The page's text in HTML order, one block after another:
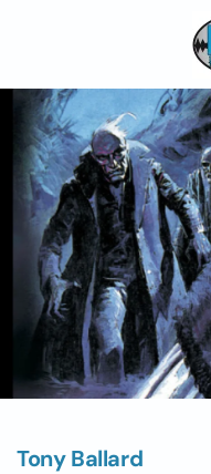
Skip to main content
Tony Ballard